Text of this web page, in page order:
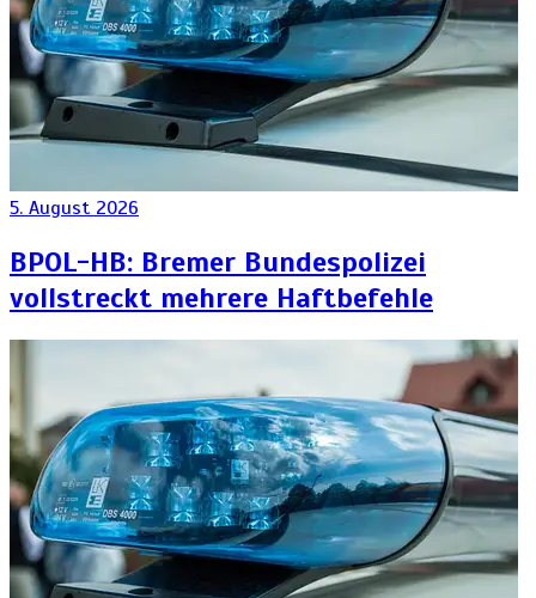
5. August 2026
BPOL-HB: Bremer Bundespolizei
vollstreckt mehrere Haftbefehle